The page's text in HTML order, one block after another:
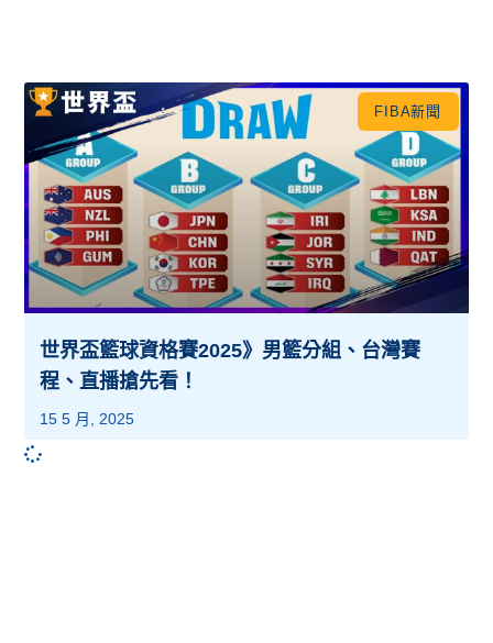
FIBA新聞
世界盃籃球資格賽2025》男籃分組、台灣賽
程、直播搶先看！
15 5 月, 2025